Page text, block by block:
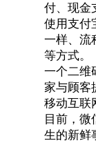
付、现金
使用支付
一样、流
等方式。
一个二维
家与顾客
移动互联
目前，微
生的新鲜